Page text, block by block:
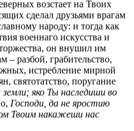
возстает на Твоих
сделал друзьями врагам
народу: и тогда как
военнаго искусства и
он внушил им
– разбой, грабительство,
истребление мирной
святотатство, поругание
яко Ты наследиши во
Господи, да не яростию
Твоим накажеши нас